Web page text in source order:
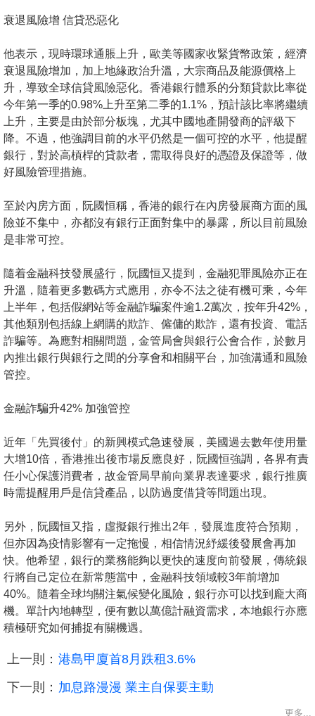
據
佈
置
業
手
冊
關
我
們
衰退風險增 信貸恐惡化
他表示，現時環球通脹上升，歐美等國家收緊貨幣政策，經濟
衰退風險增加，加上地緣政治升溫，大宗商品及能源價格上
升，導致全球信貸風險惡化。香港銀行體系的分類貸款比率從
今年第一季的0.98%上升至第二季的1.1%，預計該比率將繼續
上升，主要是由於部分板塊，尤其中國地產開發商的評級下
降。不過，他強調目前的水平仍然是一個可控的水平，他提醒
銀行，對於高槓桿的貸款者，需取得良好的憑證及保證等，做
好風險管理措施。
至於內房方面，阮國恒稱，香港的銀行在內房發展商方面的風
險並不集中，亦都沒有銀行正面對集中的暴露，所以目前風險
是非常可控。
隨着金融科技發展盛行，阮國恒又提到，金融犯罪風險亦正在
升溫，隨着更多數碼方式應用，亦令不法之徒有機可乘，今年
上半年，包括假網站等金融詐騙案件逾1.2萬次，按年升42%，
其他類別包括線上網購的欺詐、僱傭的欺詐，還有投資、電話
詐騙等。為應對相關問題，金管局會與銀行公會合作，於數月
內推出銀行與銀行之間的分享會和相關平台，加強溝通和風險
管控。
金融詐騙升42% 加強管控
近年「先買後付」的新興模式急速發展，美國過去數年使用量
大增10倍，香港推出後市場反應良好，阮國恒強調，各界有責
任小心保護消費者，故金管局早前向業界表達要求，銀行推廣
時需提醒用戶是信貸產品，以防過度借貸等問題出現。
另外，阮國恒又指，虛擬銀行推出2年，發展進度符合預期，
但亦因為疫情影響有一定拖慢，相信情況紓緩後發展會再加
快。他希望，銀行的業務能夠以更快的速度向前發展，傳統銀
行將自己定位在新常態當中，金融科技領域較3年前增加
40%。隨着全球均關注氣候變化風險，銀行亦可以找到龐大商
機。單計內地轉型，便有數以萬億計融資需求，本地銀行亦應
積極研究如何捕捉有關機遇。
上一則： 港島甲廈首8月跌租3.6%
下一則： 加息路漫漫 業主自保要主動
更多...